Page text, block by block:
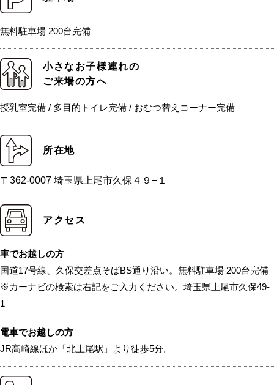
無料駐車場 200台完備
小さなお子様連れの
ご来場の方へ
授乳室完備 / 多目的トイレ完備 / おむつ替えコーナー完備
所在地
〒362-0007 埼玉県上尾市久保４９−１
アクセス
車でお越しの方
国道17号線、久保交差点そばBS通り沿い。無料駐車場 200台完備
※カーナビの検索は右記をご入力ください。埼玉県上尾市久保49-
1
電車でお越しの方
JR高崎線ほか「北上尾駅」より徒歩5分。